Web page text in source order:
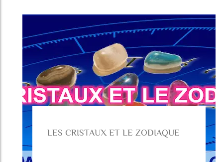
LES CRISTAUX ET LE ZODIAQUE